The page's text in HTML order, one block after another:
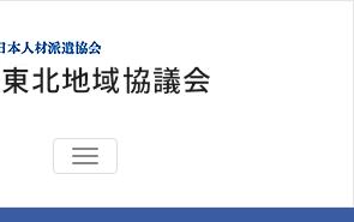
TOGGLE
NAVIGATION